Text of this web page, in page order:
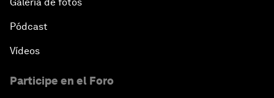
Galería de fotos
Pódcast
Vídeos
Participe en el Foro